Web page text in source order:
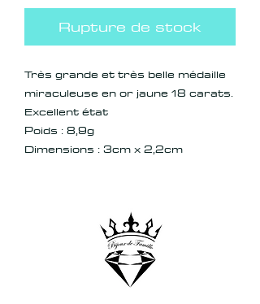
Rupture de stock
Très grande et très belle médaille
miraculeuse en or jaune 18 carats.
Excellent état
Poids : 8,9g
Dimensions : 3cm x 2,2cm